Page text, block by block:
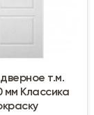
т.м.
мм Классика